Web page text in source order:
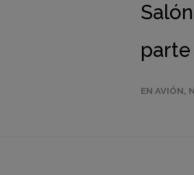
parte
EN AVIÓN,